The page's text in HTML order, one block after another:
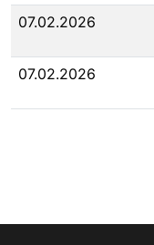
07.02.2026
07.02.2026